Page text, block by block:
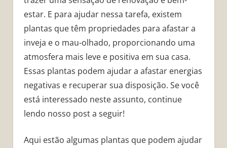
estar. E para ajudar nessa tarefa, existem
plantas que têm propriedades para afastar a
inveja e o mau-olhado, proporcionando uma
atmosfera mais leve e positiva em sua casa.
Essas plantas podem ajudar a afastar energias
negativas e recuperar sua disposição. Se você
está interessado neste assunto, continue
lendo nosso post a seguir!
Aqui estão algumas plantas que podem ajudar